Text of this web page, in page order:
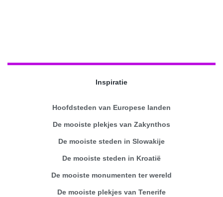
Inspiratie
Hoofdsteden van Europese landen
De mooiste plekjes van Zakynthos
De mooiste steden in Slowakije
De mooiste steden in Kroatië
De mooiste monumenten ter wereld
De mooiste plekjes van Tenerife